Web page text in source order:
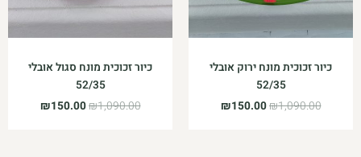
כיור זכוכית מונח ירוק אובלי
52/35
₪1,090.00
₪150.00
כיור זכוכית מונח סגול אובלי
52/35
₪1,090.00
₪150.00